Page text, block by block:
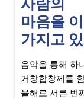
사람의
마음을
가지고
음악을 통해 하
거창합창제를
올해로 서른 번